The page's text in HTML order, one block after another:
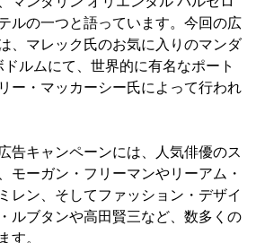
ルの一つと語っています。今回の広
、マレック氏のお気に入りのマンダ
ルムにて、世界的に有名なポート
ー・マッカーシー氏によって行われ
告キャンペーンには、人気俳優のス
モーガン・フリーマンやリーアム・
レン、そしてファッション・デザイ
ルブタンや高田賢三など、数多くの
す。